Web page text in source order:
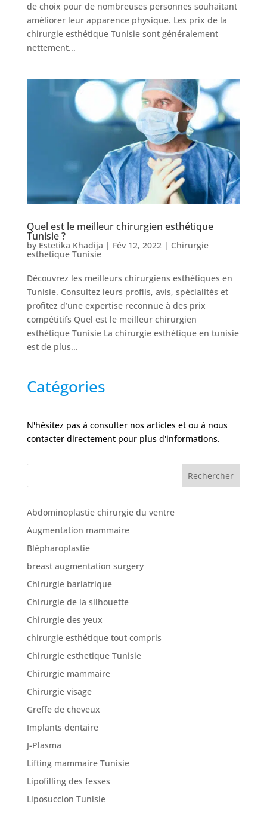
de choix pour de nombreuses personnes souhaitant
améliorer leur apparence physique. Les prix de la
chirurgie esthétique Tunisie sont généralement
nettement...
Quel est le meilleur chirurgien esthétique
Tunisie ?
by Estetika Khadija | Fév 12, 2022| Chirurgie
esthetique Tunisie
Découvrez les meilleurs chirurgiens esthétiques en
Tunisie. Consultez leurs profils, avis, spécialités et
profitez d’une expertise reconnue à des prix
compétitifs Quel est le meilleur chirurgien
esthétique Tunisie La chirurgie esthétique en tunisie
est de plus...
Catégories
N'hésitez pas à consulter nos articles et ou à nous
contacter directement pour plus d'informations.
Rechercher
Abdominoplastie chirurgie du ventre
Augmentation mammaire
Blépharoplastie
breast augmentation surgery
Chirurgie bariatrique
Chirurgie de la silhouette
Chirurgie des yeux
chirurgie esthétique tout compris
Chirurgie esthetique Tunisie
Chirurgie mammaire
Chirurgie visage
Greffe de cheveux
Implants dentaire
J-Plasma
Lifting mammaire Tunisie
Lipofilling des fesses
Liposuccion Tunisie